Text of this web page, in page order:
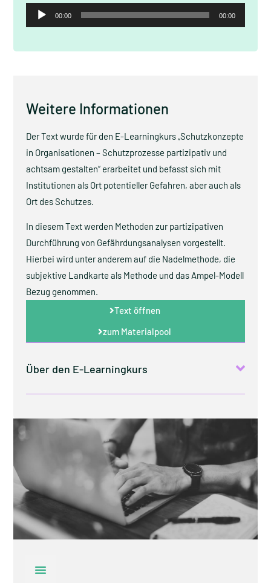
Audio-
00:00 00:00
Weitere Informationen
Der Text wurde für den E-Learningkurs „Schutzkonzepte
in Organisationen – Schutzprozesse partizipativ und
achtsam gestalten“ erarbeitet und befasst sich mit
Institutionen als Ort potentieller Gefahren, aber auch als
Ort des Schutzes.
In diesem Text werden Methoden zur partizipativen
Durchführung von Gefährdungsanalysen vorgestellt.
Hierbei wird unter anderem auf die Nadelmethode, die
subjektive Landkarte als Methode und das Ampel-Modell
Bezug genommen.
Text öffnen
zum Materialpool
Über den E-Learningkurs